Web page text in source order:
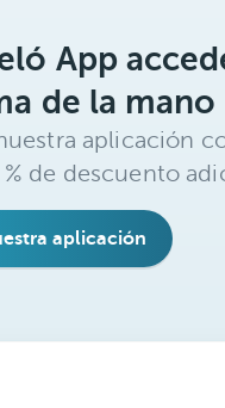
App
de la mano
aplicación
de descuento
aplicación